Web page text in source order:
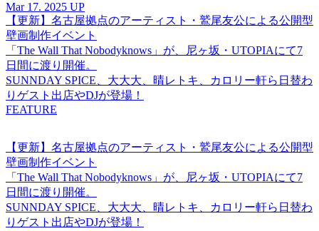
Mar 17. 2025 UP
【更新】名古屋拠点のアーティスト・鷲尾友公による公開型
壁画制作イベント
「The Wall That Nobodyknows」が、尼ヶ坂・UTOPIAにて7
日間に渡り開催。
SUNNDAY SPICE、大大大、晴レトキ、カロリー軒ら日替わ
りゲスト出店やDJが登場！
FEATURE
【更新】名古屋拠点のアーティスト・鷲尾友公による公開型
壁画制作イベント
「The Wall That Nobodyknows」が、尼ヶ坂・UTOPIAにて7
日間に渡り開催。
SUNNDAY SPICE、大大大、晴レトキ、カロリー軒ら日替わ
りゲスト出店やDJが登場！